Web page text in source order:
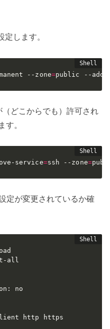
します。
--zone=public --
どこからでも）許可され
。
service=ssh --zone=
定が変更されているか確
all
no
http https